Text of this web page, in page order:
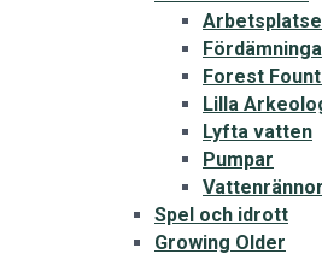
Forest
Lilla
Lyfta vatten
Pumpar
Vattenrännor
Spel och idrott
Growing Older